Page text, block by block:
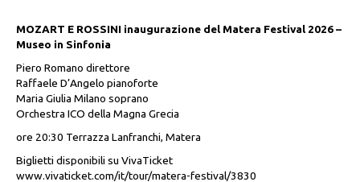
MOZART E ROSSINI inaugurazione del Matera Festival 2026 –
Museo in Sinfonia
Piero Romano direttore
Raffaele D’Angelo pianoforte
Maria Giulia Milano soprano
Orchestra ICO della Magna Grecia
ore 20:30 Terrazza Lanfranchi, Matera
Biglietti disponibili su VivaTicket
www.vivaticket.com/it/tour/matera-festival/3830